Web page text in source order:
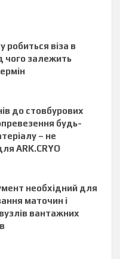
робиться віза в
чого залежить
до стовбурових
будь-
– не
ARK.CRYO
необхідний для
маточин і
вантажних